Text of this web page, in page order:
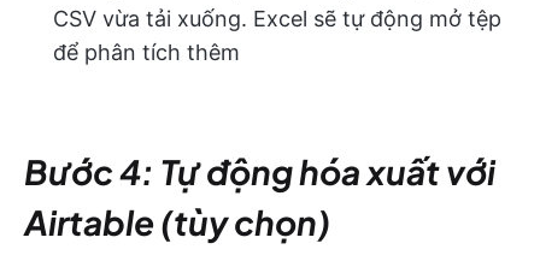
CSV vừa tải xuống. Excel sẽ tự động mở tệp
để phân tích thêm
Bước 4: Tự động hóa xuất với
Airtable (tùy chọn)